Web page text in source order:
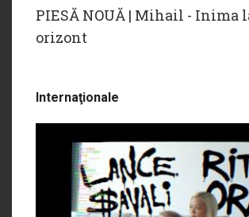
PIESĂ NOUĂ | Mihail - Inima
orizont
Internaţionale